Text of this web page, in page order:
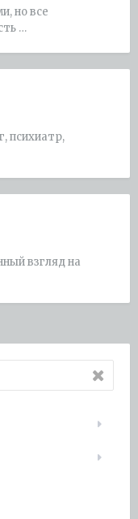
но все
…
психиатр,
взгляд на